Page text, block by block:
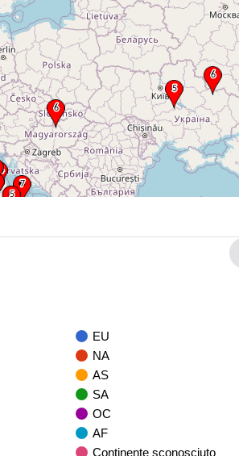
EU
NA
AS
SA
OC
AF
Continente sconosciuto